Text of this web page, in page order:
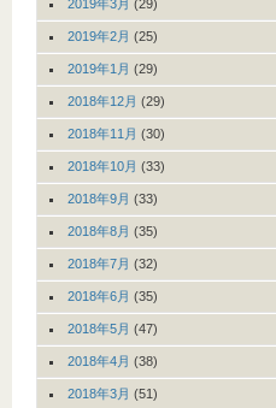
2019年3月 (29)
2019年2月 (25)
2019年1月 (29)
2018年12月 (29)
2018年11月 (30)
2018年10月 (33)
2018年9月 (33)
2018年8月 (35)
2018年7月 (32)
2018年6月 (35)
2018年5月 (47)
2018年4月 (38)
2018年3月 (51)